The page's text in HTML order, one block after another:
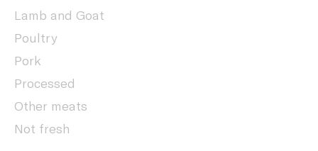
Lamb and Goat
Poultry
Pork
Processed
Other meats
Not fresh